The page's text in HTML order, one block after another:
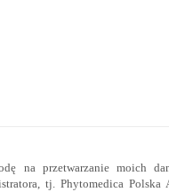
na przetwarzanie moich
tj. Phytomedica Polska